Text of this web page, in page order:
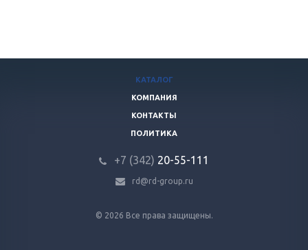
© 2026 Все права защищены.
КАТАЛОГ
КОМПАНИЯ
КОНТАКТЫ
ПОЛИТИКА
+7 (342) 20-55-111
rd@rd-group.ru